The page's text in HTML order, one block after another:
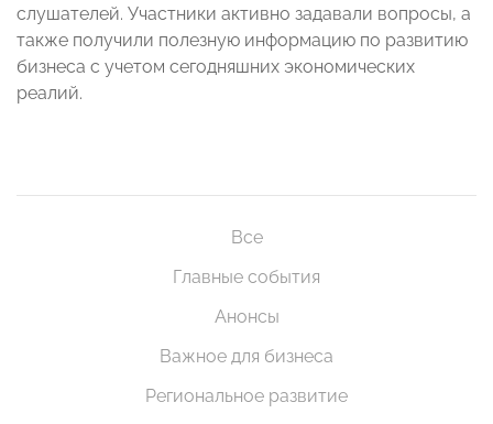
слушателей. Участники активно задавали вопросы, а
также получили полезную информацию по развитию
бизнеса с учетом сегодняшних экономических
реалий.
Все
Главные события
Анонсы
Важное для бизнеса
Региональное развитие